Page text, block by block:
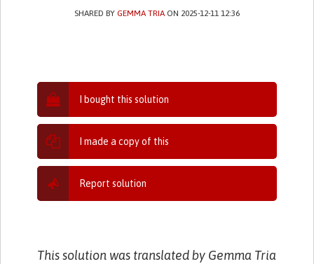
SHARED BY GEMMA TRIAON 2025-12-11 12:36
I bought this solution
I made a copy of this
Report solution
This solution was translated by Gemma Tria